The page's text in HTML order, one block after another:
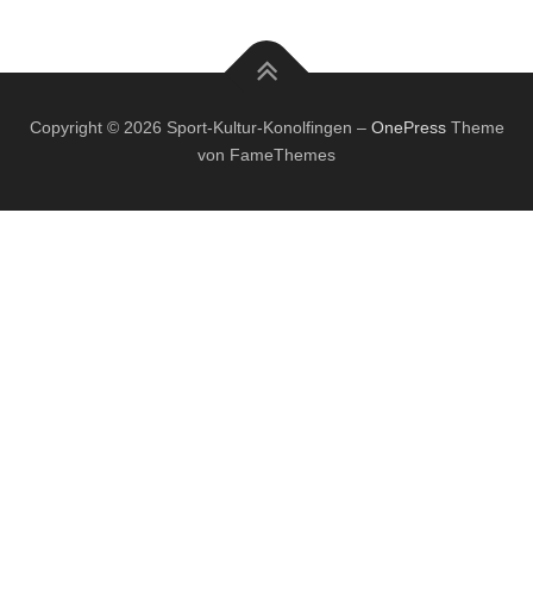
Copyright © 2026 Sport-Kultur-Konolfingen – OnePressTheme
von FameThemes